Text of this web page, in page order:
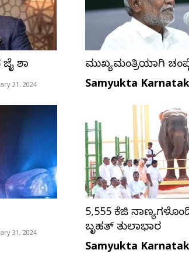
ಶಾ
31, 2024
ಮುಖ್ಯಮಂತ್ರಿಯಾಗಿ
Samyukta
31, 2024
5,555 ಕೆಜಿ
ಬೃಹತ್ ತುಲಾಭಾರ
Samyukta